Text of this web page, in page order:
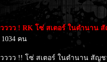
วววว ! RK โซ่ สเตอร์ ในตำนาน
คน
ววว !! โซ่ สเตอร์ ในตำนาน สัญช